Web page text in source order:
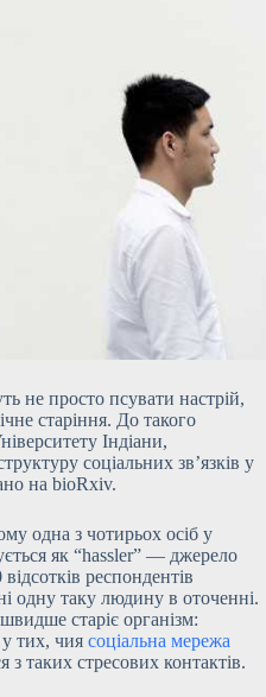
не просто псувати настрій,
старіння. До такого
Індіани,
соціальних зв’язків у
на bioRxiv.
одна з чотирьох осіб у
як “hassler” — джерело
респондентів
одну таку людину в оточенні.
старіє організм:
у тих, чия соціальна мережа
таких стресових контактів.